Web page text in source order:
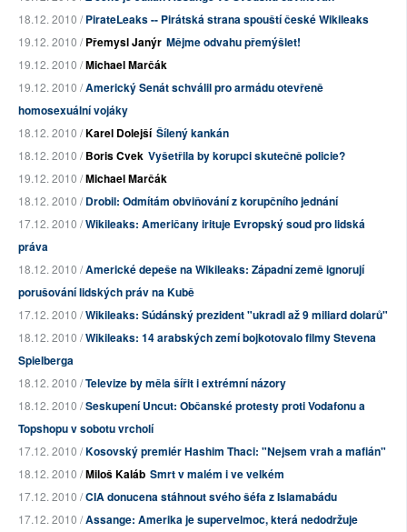
18.12. 2010 /PirateLeaks -- Pirátská strana spouští české Wikileaks
19.12. 2010 /Přemysl Janýr Mějme odvahu přemýšlet!
19.12. 2010 /Michael Marčák
19.12. 2010 /Americký Senát schválil pro armádu otevřeně
homosexuální vojáky
18.12. 2010 /Karel Dolejší Šílený kankán
18.12. 2010 /Boris Cvek Vyšetřila by korupci skutečně policie?
19.12. 2010 /Michael Marčák
18.12. 2010 /Drobil: Odmítám obviňování z korupčního jednání
17.12. 2010 /Wikileaks: Američany irituje Evropský soud pro lidská
práva
18.12. 2010 /Americké depeše na Wikileaks: Západní země ignorují
porušování lidských práv na Kubě
17.12. 2010 /Wikileaks: Súdánský prezident "ukradl až 9 miliard dolarů"
18.12. 2010 /Wikileaks: 14 arabských zemí bojkotovalo filmy Stevena
Spielberga
18.12. 2010 /Televize by měla šířit i extrémní názory
18.12. 2010 /Seskupení Uncut: Občanské protesty proti Vodafonu a
Topshopu v sobotu vrcholí
17.12. 2010 /Kosovský premiér Hashim Thaci: "Nejsem vrah a mafián"
18.12. 2010 /Miloš Kaláb Smrt v malém i ve velkém
17.12. 2010 /CIA donucena stáhnout svého šéfa z Islamabádu
17.12. 2010 /Assange: Amerika je supervelmoc, která nedodržuje